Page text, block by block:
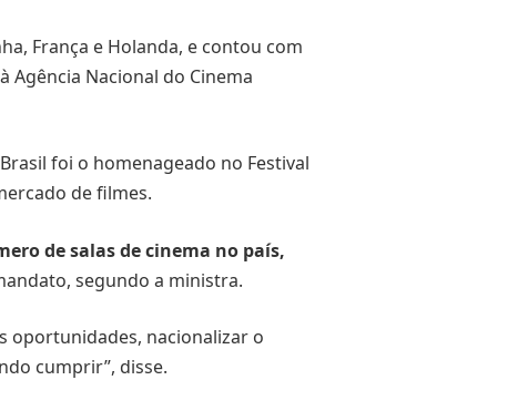
França e Holanda, e contou com
Agência Nacional do Cinema
foi o homenageado no Festival
de filmes.
de salas de cinema no país,
segundo a ministra.
oportunidades, nacionalizar o
cumprir”, disse.